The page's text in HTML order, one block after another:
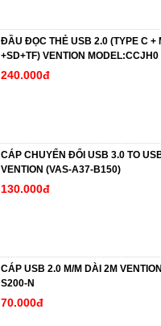
ĐẦU ĐỌC THẺ USB 2.0 (TYPE C +
+SD+TF) VENTION MODEL:CCJH0
240.000đ
CÁP CHUYỂN ĐỔI USB 3.0 TO
VENTION (VAS-A37-B150)
130.000đ
CÁP USB 2.0 M/M DÀI 2M
S200-N
70.000đ